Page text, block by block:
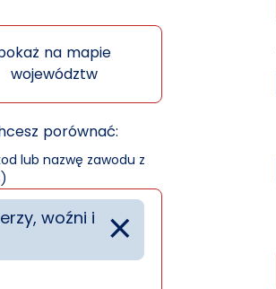
na mapie
województw
porównać:
lub nazwę zawodu z
×
woźni i